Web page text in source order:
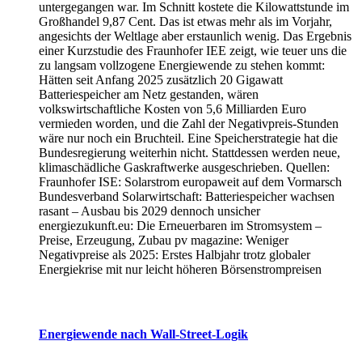
untergegangen war. Im Schnitt kostete die Kilowattstunde im
Großhandel 9,87 Cent. Das ist etwas mehr als im Vorjahr,
angesichts der Weltlage aber erstaunlich wenig. Das Ergebnis
einer Kurzstudie des Fraunhofer IEE zeigt, wie teuer uns die
zu langsam vollzogene Energiewende zu stehen kommt:
Hätten seit Anfang 2025 zusätzlich 20 Gigawatt
Batteriespeicher am Netz gestanden, wären
volkswirtschaftliche Kosten von 5,6 Milliarden Euro
vermieden worden, und die Zahl der Negativpreis-Stunden
wäre nur noch ein Bruchteil. Eine Speicherstrategie hat die
Bundesregierung weiterhin nicht. Stattdessen werden neue,
klimaschädliche Gaskraftwerke ausgeschrieben. Quellen:
Fraunhofer ISE: Solarstrom europaweit auf dem Vormarsch
Bundesverband Solarwirtschaft: Batteriespeicher wachsen
rasant – Ausbau bis 2029 dennoch unsicher
energiezukunft.eu: Die Erneuerbaren im Stromsystem –
Preise, Erzeugung, Zubau pv magazine: Weniger
Negativpreise als 2025: Erstes Halbjahr trotz globaler
Energiekrise mit nur leicht höheren Börsenstrompreisen
Energiewende nach Wall-Street-Logik